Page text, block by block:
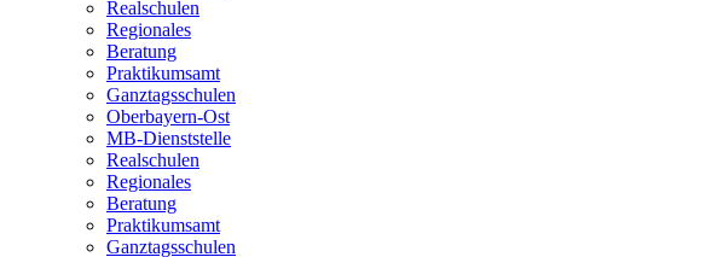
Realschulen
Regionales
Beratung
Praktikumsamt
Ganztagsschulen
Oberbayern-Ost
MB-Dienststelle
Realschulen
Regionales
Beratung
Praktikumsamt
Ganztagsschulen